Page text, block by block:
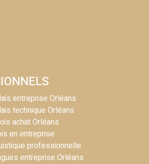
entreprise Orléans
technique Orléans
achat Orléans
en entreprise
professionnelle
entreprise Orléans